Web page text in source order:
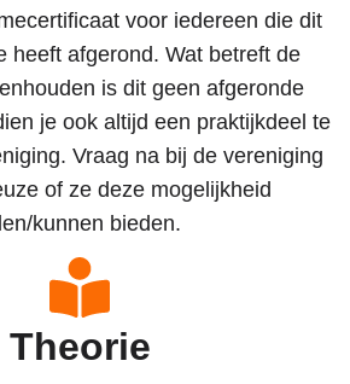
voor iedereen die dit
heeft afgerond. Wat betreft de
is dit geen afgeronde
je ook altijd een praktijkdeel te
Vraag na bij de vereniging
of ze deze mogelijkheid
kunnen bieden.
Theorie